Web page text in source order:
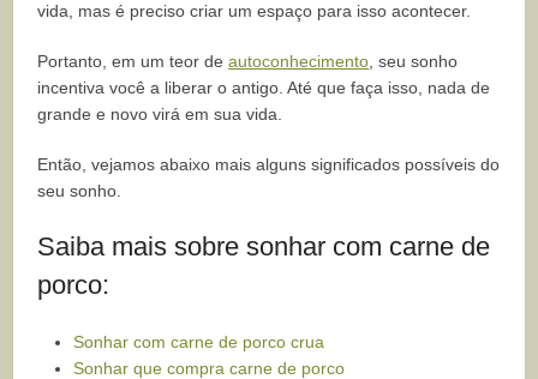
vida, mas é preciso criar um espaço para isso acontecer.
Portanto, em um teor deautoconhecimento, seu sonho
incentiva você a liberar o antigo. Até que faça isso, nada de
grande e novo virá em sua vida.
Então, vejamos abaixo mais alguns significados possíveis do
seu sonho.
Saiba mais sobre sonhar com carne de
porco:
Sonhar com carne de porco crua
Sonhar que compra carne de porco